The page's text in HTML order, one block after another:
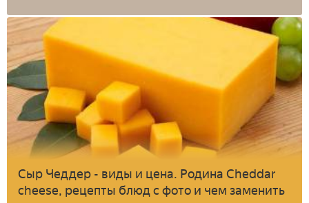
Сыр Чеддер - виды и цена. Родина Cheddar
cheese, рецепты блюд с фото и чем заменить